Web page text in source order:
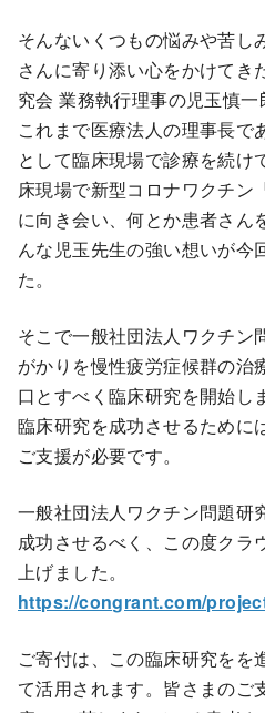
そんないくつもの悩みや苦し
さんに寄り添い心をかけてき
究会 業務執行理事の児玉慎一
これまで医療法人の理事長で
として臨床現場で診療を続け
床現場で新型コロナワクチン
に向き会い、何とか患者さん
んな児玉先生の強い想いが今
た。
そこで一般社団法人ワクチン
がかりを慢性疲労症候群の治
口とすべく臨床研究を開始し
臨床研究を成功させるために
ご支援が必要です。
一般社団法人ワクチン問題研
成功させるべく、この度クラ
上げました。
https://congrant.com/
ご寄付は、この臨床研究をを
て活用されます。皆さまのご